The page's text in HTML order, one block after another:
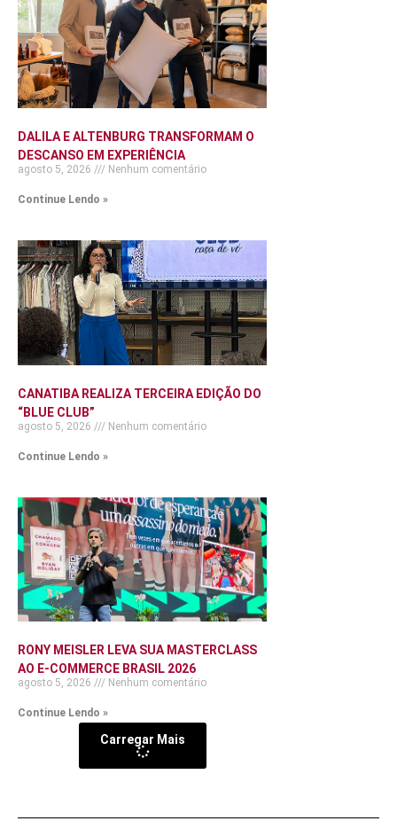
DALILA E ALTENBURG TRANSFORMAM O
DESCANSO EM EXPERIÊNCIA
agosto 5, 2026 Nenhum comentário
Continue Lendo »
CANATIBA REALIZA TERCEIRA EDIÇÃO DO
“BLUE CLUB”
agosto 5, 2026 Nenhum comentário
Continue Lendo »
RONY MEISLER LEVA SUA MASTERCLASS
AO E-COMMERCE BRASIL 2026
agosto 5, 2026 Nenhum comentário
Continue Lendo »
Carregar Mais